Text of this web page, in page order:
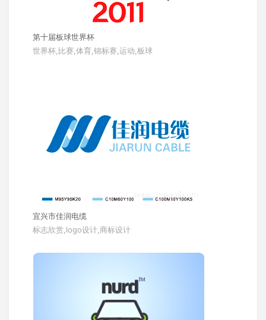
第十届板球世界杯
世界杯,比赛,体育,锦标赛,运动,板球
宜兴市佳润电缆
标志欣赏,logo设计,商标设计